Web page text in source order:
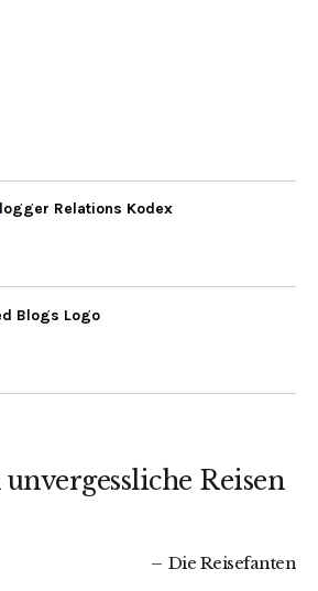
unvergessliche Reisen
Die Reisefanten